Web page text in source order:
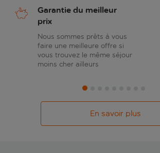
Garantie du meilleur
prix
Nous sommes prêts à vous
faire une meilleure offre si
vous trouvez le même séjour
moins cher ailleurs
En savoir plus